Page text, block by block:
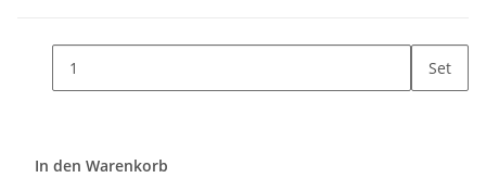
Set
In den Warenkorb